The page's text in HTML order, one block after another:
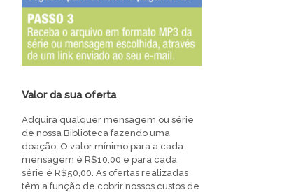
Valor da sua oferta
Adquira qualquer mensagem ou série
de nossa Biblioteca fazendo uma
doação. O valor mínimo para a cada
mensagem é R$10,00 e para cada
série é R$50,00. As ofertas realizadas
têm a função de cobrir nossos custos de